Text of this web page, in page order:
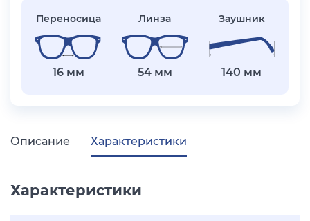
Переносица
16 мм
Линза
54 мм
Заушник
140 мм
Описание Характеристики
Характеристики